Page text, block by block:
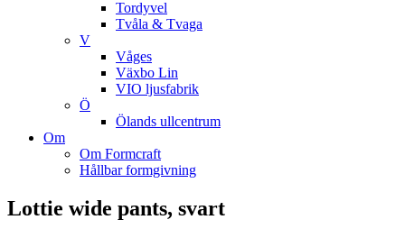
Tordyvel
Tvåla & Tvaga
V
Våges
Växbo Lin
VIO ljusfabrik
Ö
Ölands ullcentrum
Om
Om Formcraft
Hållbar formgivning
Lottie wide pants, svart